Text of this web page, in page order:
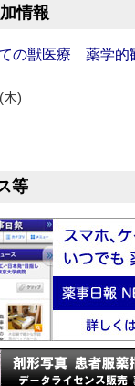
情報
ての獣医療 薬学的
木)
等